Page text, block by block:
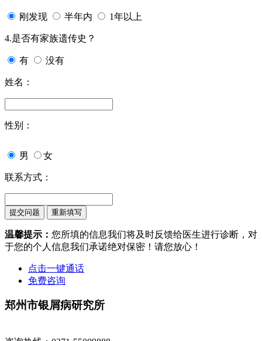
刚发现 半年内 1年以上
4.是否有家族遗传史？
有 没有
姓名：
性别：
男 女
联系方式：
温馨提示： 您所填的信息我们将及时反馈给医生进行诊断，对
于您的个人信息我们承诺绝对保密！请您放心！
点击一键通话
免费咨询
郑州市银屑病研究所